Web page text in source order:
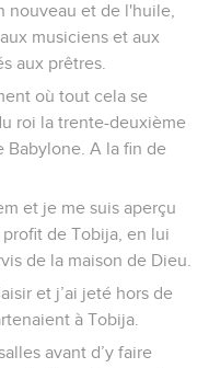
nouveau et de l'huile,
musiciens et aux
aux prêtres.
où tout cela se
roi la trente-deuxième
Babylone. A la fin de
et je me suis aperçu
de Tobija, en lui
de la maison de Dieu.
et j’ai jeté hors de
à Tobija.
avant d’y faire